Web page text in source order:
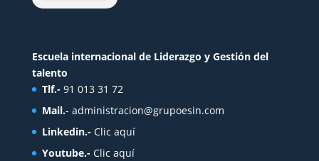
Escuela internacional de Liderazgo y Gestión del
talento
Tlf.- 91 013 31 72
Mail.- administracion@grupoesin.com
Linkedin.- Clic aquí
Youtube.- Clic aquí